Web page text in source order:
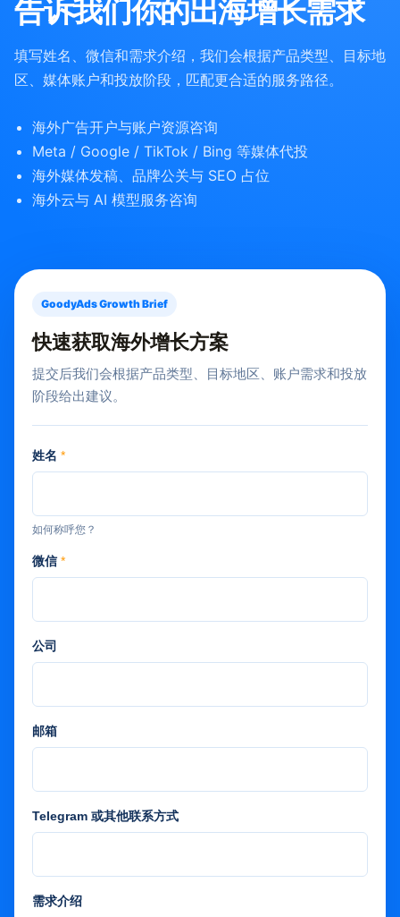
告诉我们你的出海增长需求
填写姓名、微信和需求介绍，我们会根据产品类型、目标地
区、媒体账户和投放阶段，匹配更合适的服务路径。
海外广告开户与账户资源咨询
Meta / Google / TikTok / Bing 等媒体代投
海外媒体发稿、品牌公关与 SEO 占位
海外云与 AI 模型服务咨询
GoodyAds Growth Brief
快速获取海外增长方案
提交后我们会根据产品类型、目标地区、账户需求和投放
阶段给出建议。
姓名 *
如何称呼您？
微信*
公司
邮箱
Telegram 或其他联系方式
需求介绍